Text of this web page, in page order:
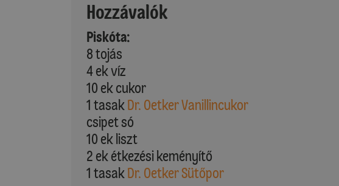
Hozzávalók
Piskóta:
8 tojás
4 ek víz
10 ek cukor
1 tasakDr. Oetker Vanillincukor
csipet só
10 ek liszt
2 ek étkezési keményítő
1 tasakDr. Oetker Sütőpor